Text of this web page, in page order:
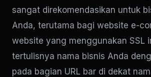
sangat direkomendasikan untuk
Anda, terutama bagi website e-
website yang menggunakan SSL
tertulisnya nama bisnis Anda
pada bagian URL bar di dekat